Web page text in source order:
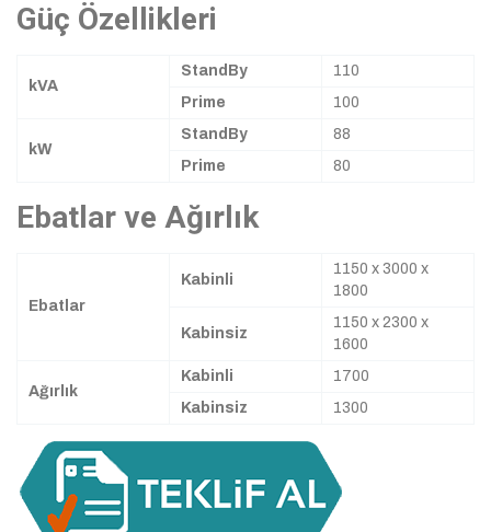
Güç Özellikleri
kVA
StandBy
110
Prime
100
kW
StandBy
88
Prime
80
Ebatlar ve Ağırlık
Ebatlar
Kabinli
1150 x 3000 x
1800
Kabinsiz
1150 x 2300 x
1600
Ağırlık
Kabinli
1700
Kabinsiz
1300